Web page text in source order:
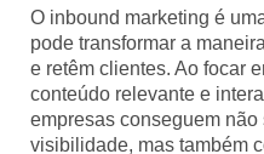
O inbound marketing é
pode transformar a
e retêm clientes. Ao focar
conteúdo relevante e
empresas conseguem não
visibilidade, mas também